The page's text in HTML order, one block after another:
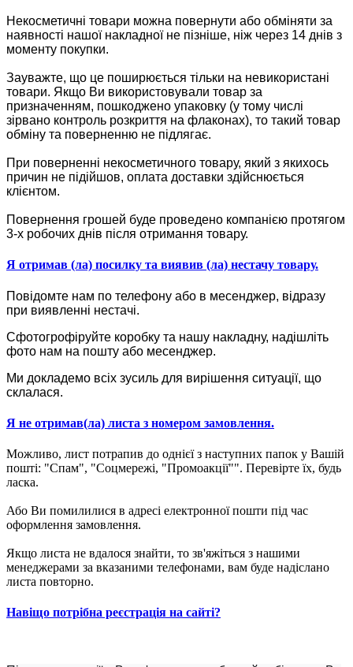
Некосметичні товари можна повернути або обміняти за
наявності нашої накладної не пізніше, ніж через 14 днів з
моменту покупки.
Зауважте, що це поширюється тільки на невикористані
товари. Якщо Ви використовували товар за
призначенням, пошкоджено упаковку (у тому числі
зірвано контроль розкриття на флаконах), то такий товар
обміну та поверненню не підлягає.
При поверненні некосметичного товару, який з якихось
причин не підійшов, оплата доставки здійснюється
клієнтом.
Повернення грошей буде проведено компанією протягом
3-х робочих днів після отримання товару.
Я отримав (ла) посилку та виявив (ла) нестачу товару.
Повідомте нам по телефону або в месенджер, відразу
при виявленні нестачі.
Сфотогрофіруйте коробку та нашу накладну, надішліть
фото нам на пошту або месенджер.
Ми докладемо всіх зусиль для вирішення ситуації, що
склалася.
Я не отримав(ла) листа з номером замовлення.
Можливо, лист потрапив до однієї з наступних папок у Вашій
пошті: "Спам", "Соцмережі, "Промоакції"". Перевірте їх, будь
ласка.
Або Ви помилилися в адресі електронної пошти під час
оформлення замовлення.
Якщо листа не вдалося знайти, то зв'яжіться з нашими
менеджерами за вказаними телефонами, вам буде надіслано
листа повторно.
Навіщо потрібна реєстрація на сайті?